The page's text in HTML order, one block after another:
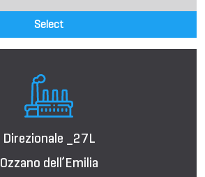
Select
Direzionale _27L
Ozzano dell’Emilia